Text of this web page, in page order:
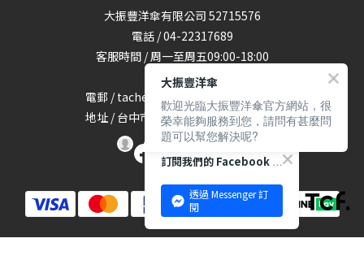
大振豐洋傘有限公司 52715576
電話 / 04-22317689
客服時間 / 周一至周五09:00-18:00
(國定假日休)
電郵 / tachenfongsales@gmail.com
地址 / 台中市北屯區太原路三段1160號
訂閱我們的 Facebook 專頁
透過 Messenger 訂
閱
大振豐洋傘
歡迎光臨大振豐洋傘官方網站，很
榮幸能夠服務到您，請問有甚麼問
題可以幫您解決呢?